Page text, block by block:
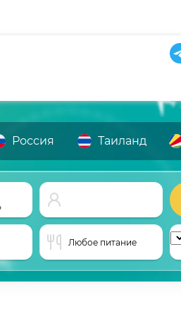
Россия Таиланд
Любое питание